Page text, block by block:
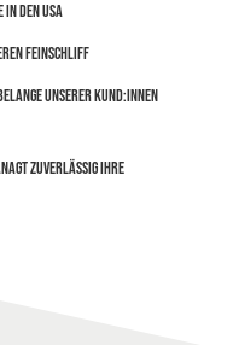
den USA
Feinschliff
unserer Kund:innen
zuverlässig Ihre